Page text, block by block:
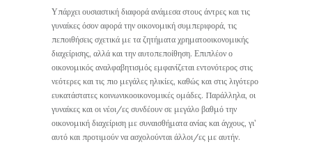
Υπάρχει ουσιαστική διαφορά ανάμεσα στους άντρες και τις
γυναίκες όσον αφορά την οικονομική συμπεριφορά, τις
πεποιθήσεις σχετικά με τα ζητήματα χρηματοοικονομικής
διαχείρισης, αλλά και την αυτοπεποίθηση. Επιπλέον ο
οικονομικός αναλφαβητισμός εμφανίζεται εντονότερος στις
νεότερες και τις πιο μεγάλες ηλικίες, καθώς και στις λιγότερο
ευκατάστατες κοινωνικοοικονομικές ομάδες. Παράλληλα, οι
γυναίκες και οι νέοι/ες συνδέουν σε μεγάλο βαθμό την
οικονομική διαχείριση με συναισθήματα ανίας και άγχους, γι’
αυτό και προτιμούν να ασχολούνται άλλοι/ες με αυτήν.